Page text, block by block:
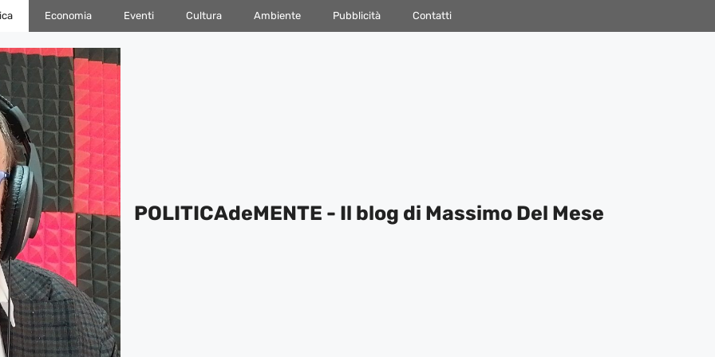
Economia Eventi Cultura Ambiente Pubblicità Contatti
POLITICAdeMENTE - Il blog di Massimo Del Mese